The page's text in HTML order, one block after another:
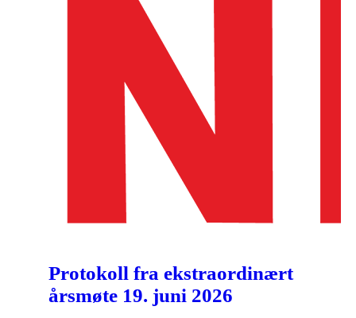
Protokoll fra ekstraordinært
årsmøte 19. juni 2026